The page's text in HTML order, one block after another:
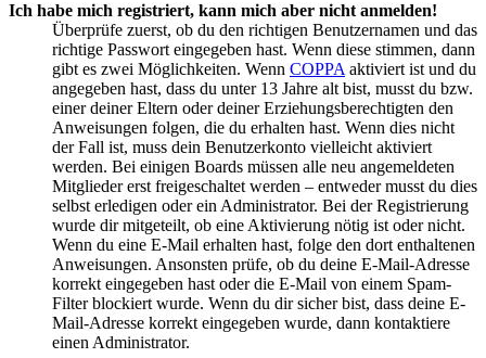
Ich habe mich registriert, kann mich aber nicht anmelden!
Überprüfe zuerst, ob du den richtigen Benutzernamen und das
richtige Passwort eingegeben hast. Wenn diese stimmen, dann
gibt es zwei Möglichkeiten. Wenn COPPA aktiviert ist und du
angegeben hast, dass du unter 13 Jahre alt bist, musst du bzw.
einer deiner Eltern oder deiner Erziehungsberechtigten den
Anweisungen folgen, die du erhalten hast. Wenn dies nicht
der Fall ist, muss dein Benutzerkonto vielleicht aktiviert
werden. Bei einigen Boards müssen alle neu angemeldeten
Mitglieder erst freigeschaltet werden – entweder musst du dies
selbst erledigen oder ein Administrator. Bei der Registrierung
wurde dir mitgeteilt, ob eine Aktivierung nötig ist oder nicht.
Wenn du eine E-Mail erhalten hast, folge den dort enthaltenen
Anweisungen. Ansonsten prüfe, ob du deine E-Mail-Adresse
korrekt eingegeben hast oder die E-Mail von einem Spam-
Filter blockiert wurde. Wenn du dir sicher bist, dass deine E-
Mail-Adresse korrekt eingegeben wurde, dann kontaktiere
einen Administrator.